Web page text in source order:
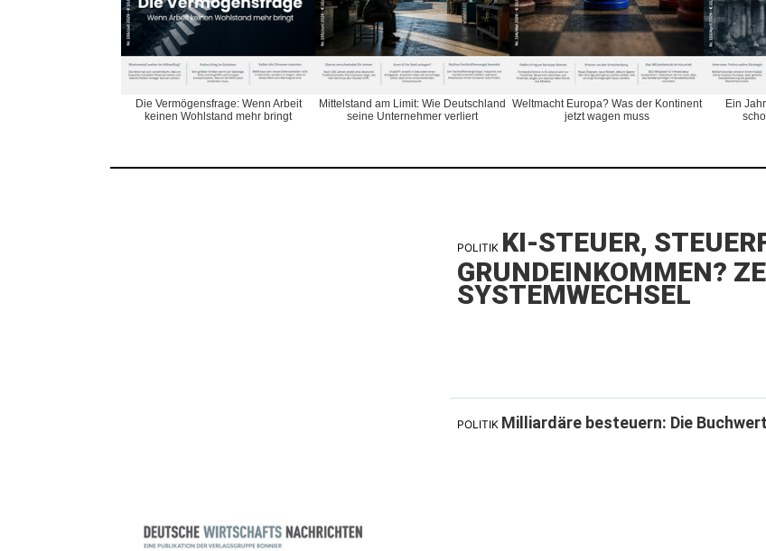
Die Vermögensfrage: Wenn Arbeit
keinen Wohlstand mehr bringt
Mittelstand am Limit: Wie Deutschland
seine Unternehmer verliert
Weltmacht Europa? Was der Kontinent
jetzt wagen muss
Ein
POLITIK KI-STEUER,
GRUNDEINKOMMEN?
SYSTEMWECHSEL
POLITIK Milliardäre besteuern: Die